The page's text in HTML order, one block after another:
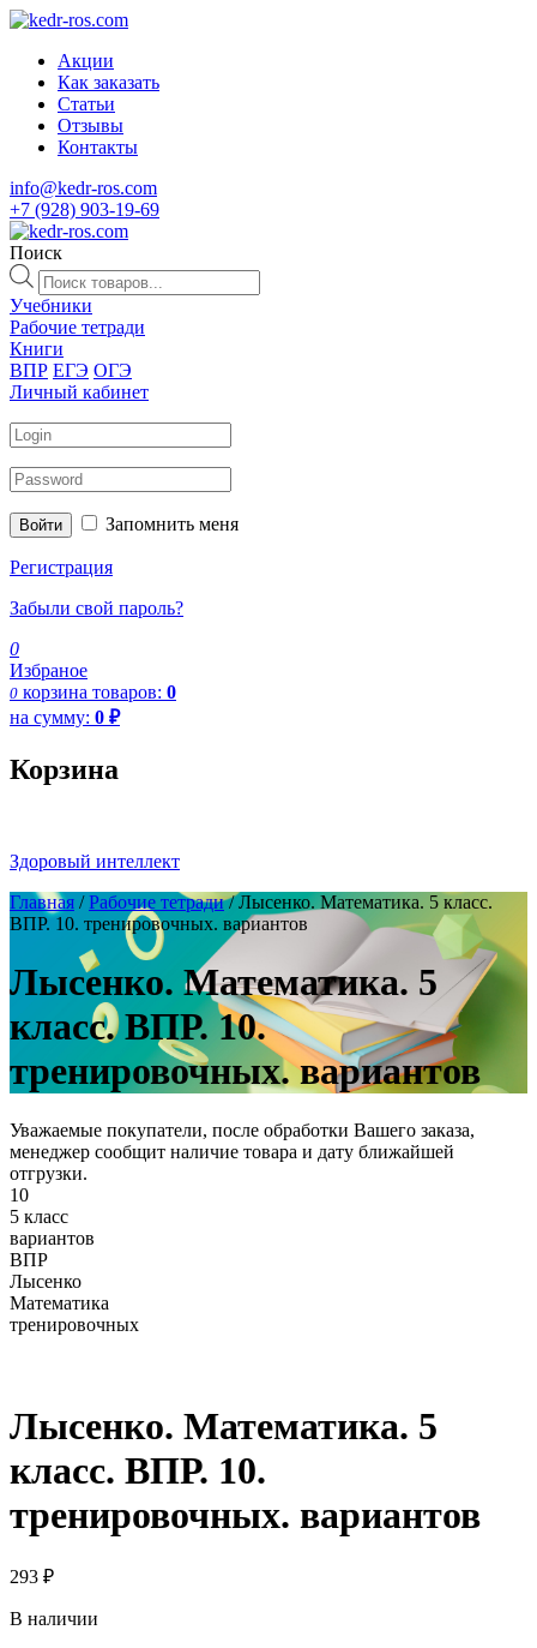
Акции
Как заказать
Статьи
Отзывы
Контакты
info@kedr-ros.com
+7 (928) 903-19-69
Поиск
Поиск
товаров
Учебники
Рабочие тетради
Книги
ВПР ЕГЭ ОГЭ
Личный кабинет
Войти Запомнить меня
Регистрация
Забыли свой пароль?
0
Избраное
0 корзина товаров: 0
на сумму: 0 ₽
Корзина
Здоровый интеллект
Главная /Рабочие тетради/ Лысенко. Математика. 5 класс.
ВПР. 10. тренировочных. вариантов
Лысенко. Математика. 5
класс. ВПР. 10.
тренировочных. вариантов
Уважаемые покупатели, после обработки Вашего заказа,
менеджер сообщит наличие товара и дату ближайшей
отгрузки.
10
5 класс
вариантов
ВПР
Лысенко
Математика
тренировочных
Лысенко. Математика. 5
класс. ВПР. 10.
тренировочных. вариантов
293 ₽
В наличии